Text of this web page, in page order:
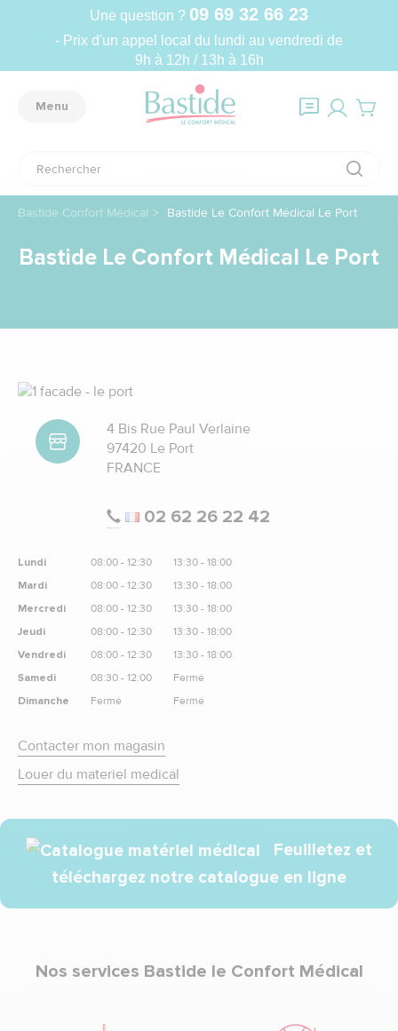
Une question ? 09 69 32 66 23
- Prix d'un appel local du lundi au vendredi de
9h à 12h / 13h à 16h
Menu
Bastide Confort Médical Bastide Le Confort Médical Le Port
Bastide Le Confort Médical Le Port
4 Bis Rue Paul Verlaine
97420 Le Port
FRANCE
02 62 26 22 42
Lundi
Mardi
Mercredi
Jeudi
Vendredi
Samedi
Dimanche
08:00 - 12:30
08:00 - 12:30
08:00 - 12:30
08:00 - 12:30
08:00 - 12:30
08:30 - 12:00
Fermé
13:30 - 18:00
13:30 - 18:00
13:30 - 18:00
13:30 - 18:00
13:30 - 18:00
Fermé
Fermé
Contacter mon magasin
Louer du materiel medical
Feuilletez et
téléchargez notre catalogue en ligne
Nos services Bastide le Confort Médical